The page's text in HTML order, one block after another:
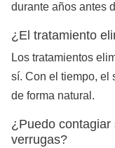
durante años antes
¿El tratamiento
Los tratamientos
sí. Con el tiempo, el
de forma natural.
¿Puedo
verrugas?